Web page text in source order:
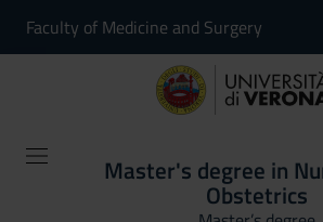
Faculty of Medicine and Surgery
Master's degree in
Obstetrics